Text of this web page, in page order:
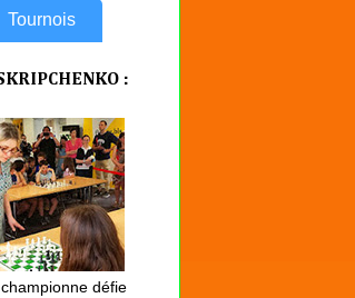
Tournois
:
défie